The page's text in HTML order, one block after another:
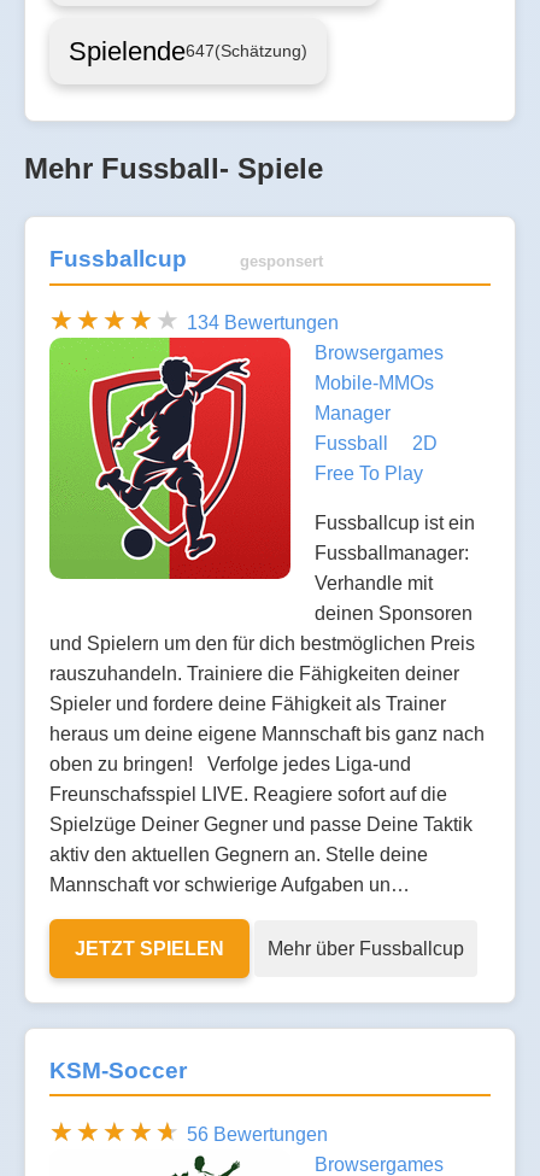
Spielende647(Schätzung)
Mehr Fussball- Spiele
Fussballcup gesponsert
134 Bewertungen
Browsergames
Mobile-MMOs
Manager
Fussball
2D
Free To Play
Fussballcup ist ein
Fussballmanager:
Verhandle mit
deinen Sponsoren
und Spielern um den für dich bestmöglichen Preis
rauszuhandeln. Trainiere die Fähigkeiten deiner
Spieler und fordere deine Fähigkeit als Trainer
heraus um deine eigene Mannschaft bis ganz nach
oben zu bringen! Verfolge jedes Liga-und
Freunschafsspiel LIVE. Reagiere sofort auf die
Spielzüge Deiner Gegner und passe Deine Taktik
aktiv den aktuellen Gegnern an. Stelle deine
Mannschaft vor schwierige Aufgaben un…
JETZT SPIELEN Mehr über Fussballcup
KSM-Soccer
56 Bewertungen
Browsergames